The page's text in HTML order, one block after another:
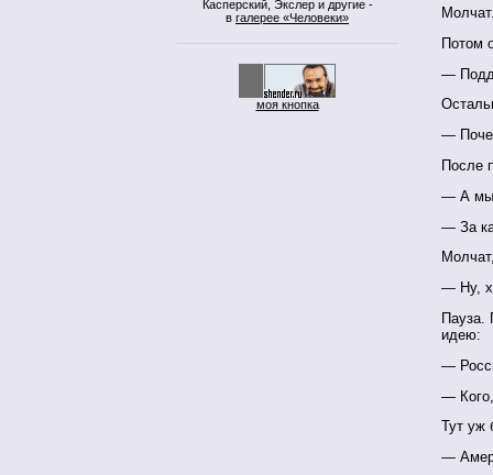
Касперский, Экслер и другие -
в галерее «Человеки»
моя кнопка
Потом
—
—
После
— А мы
— За
— Ну,
Пауза.
идею:
—
—
Тут уж
—